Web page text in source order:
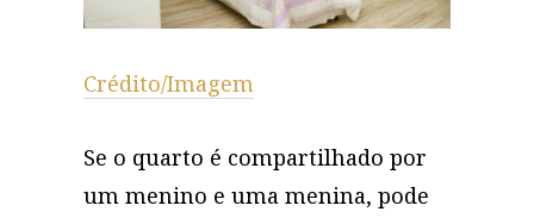
Crédito/Imagem
Se o quarto é compartilhado por
um menino e uma menina, pode